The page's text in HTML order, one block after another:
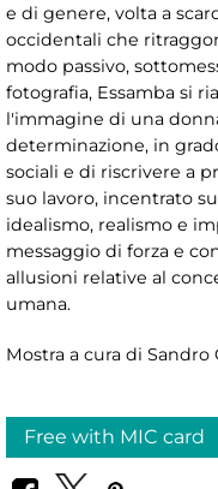
e di genere, volta a
occidentali che
modo passivo,
fotografia, Essamba si
l'immagine di una
determinazione, in
sociali e di riscrivere a
suo lavoro, incentrato
idealismo, realismo e
messaggio di forza e
allusioni relative al
umana.
Mostra a cura di
Free with MIC card